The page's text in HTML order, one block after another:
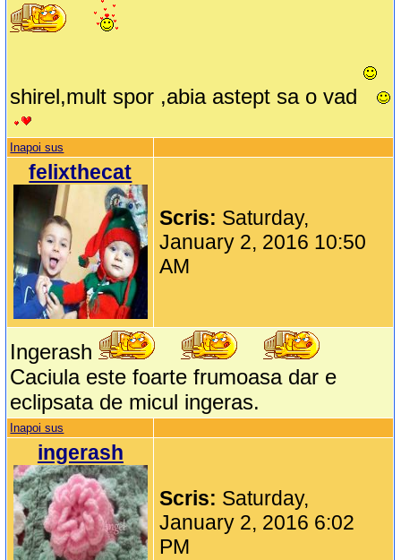
shirel,mult spor ,abia astept sa o vad
Inapoi sus
felixthecat
Scris: Saturday,
January 2, 2016 10:50
AM
Ingerash
Caciula este foarte frumoasa dar e
eclipsata de micul ingeras.
Inapoi sus
ingerash
Scris: Saturday,
January 2, 2016 6:02
PM